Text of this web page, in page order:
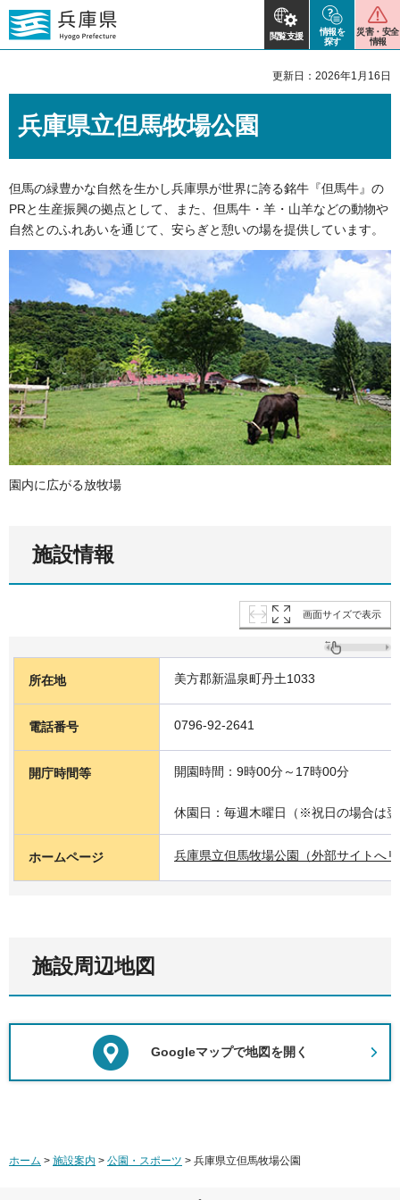
閲覧支援
情報を
探す
災害・安全
情報
更新日：2026年1月16日
兵庫県立但馬牧場公園
但馬の緑豊かな自然を生かし兵庫県が世界に誇る銘牛『但馬牛』の
PRと生産振興の拠点として、また、但馬牛・羊・山羊などの動物や
自然とのふれあいを通じて、安らぎと憩いの場を提供しています。
園内に広がる放牧場
施設情報
画面サイズで表示
所在地 美方郡新温泉町丹土1033
電話番号 0796-92-2641
開庁時間等 開園時間：9時00分～17時00分
休園日：毎週木曜日（※祝日の場合は
ホームページ 兵庫県立但馬牧場公園（外部サイトへ
施設周辺地図
Googleマップで地図を開く
ホーム > 施設案内 > 公園・スポーツ > 兵庫県立但馬牧場公園